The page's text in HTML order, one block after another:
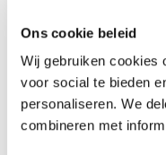
Ons cookie beleid
Wij gebruiken cookies
voor social te bieden
personaliseren. We
combineren met
Groeipad
Bij Fischcon/Compressor
medewerkers om hun
worden voldoende
gebruik van gemaakt kan